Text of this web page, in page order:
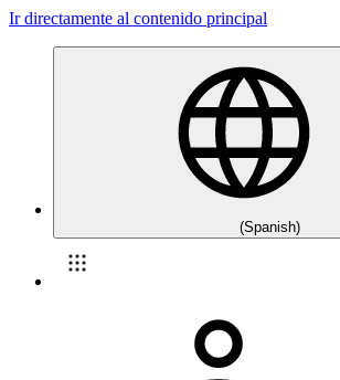
Ir directamente al contenido principal
(Spanish)